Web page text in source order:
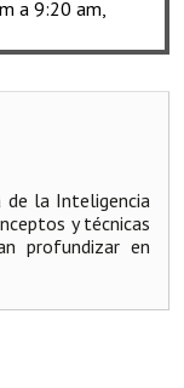
a 9:20 am,
la Inteligencia
y técnicas
profundizar en